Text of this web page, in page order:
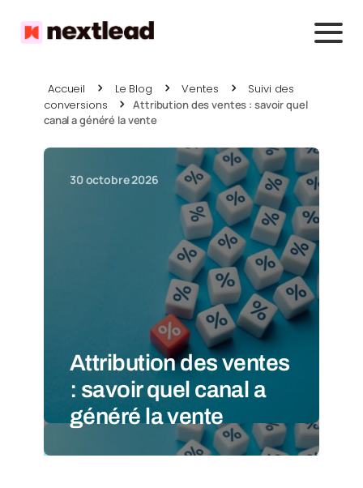
Accueil Le Blog Ventes
Suivi des
conversions
Attribution des ventes : savoir quel
canal a généré la vente
30 octobre 2026
Attribution des ventes
: savoir quel canal a
généré la vente